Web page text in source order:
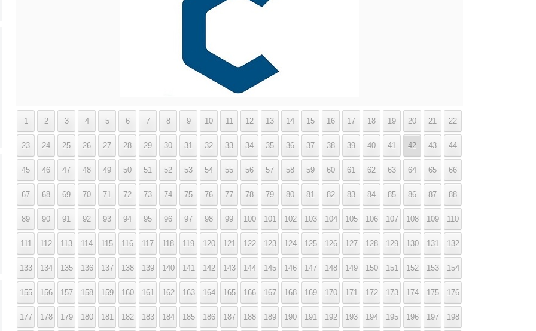
1 2 3 4 5 6 7 8 9 10 11 12 13 14 15 16 17 18 19 20 21 22
23 24 25 26 27 28 29 30 31 32 33 34 35 36 37 38 39 40 41 42 43 44
45 46 47 48 49 50 51 52 53 54 55 56 57 58 59 60 61 62 63 64 65 66
67 68 69 70 71 72 73 74 75 76 77 78 79 80 81 82 83 84 85 86 87 88
89 90 91 92 93 94 95 96 97 98 99 100 101 102 103 104 105 106 107 108 109 110
111 112 113 114 115 116 117 118 119 120 121 122 123 124 125 126 127 128 129 130 131 132
133 134 135 136 137 138 139 140 141 142 143 144 145 146 147 148 149 150 151 152 153 154
155 156 157 158 159 160 161 162 163 164 165 166 167 168 169 170 171 172 173 174 175 176
177 178 179 180 181 182 183 184 185 186 187 188 189 190 191 192 193 194 195 196 197 198